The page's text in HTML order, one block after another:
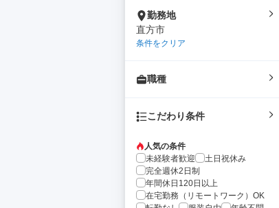
勤務地
直方市
条件をクリア
職種
こだわり条件
人気の条件
未経験者歓迎
土日祝休み
完全週休2日制
年間休日120日以上
在宅勤務（リモートワーク）OK